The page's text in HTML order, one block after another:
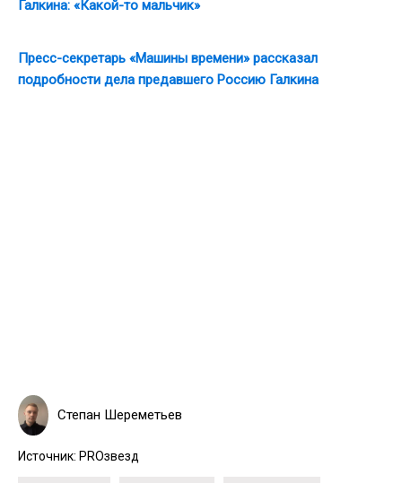
Галкина: «Какой-то мальчик»
Пресс-секретарь «Машины времени» рассказал
подробности дела предавшего Россию Галкина
Степан Шереметьев
Источник: PROзвезд